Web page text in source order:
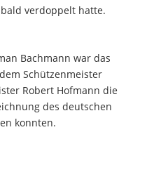
verdoppelt hatte.
Bachmann war das
Schützenmeister
Robert Hofmann die
des deutschen
konnten.